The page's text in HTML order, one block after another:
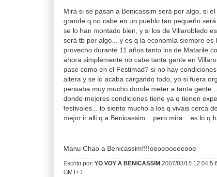
Mira si se pasan a Benicassim será por algo, si
grande q no cabe en un pueblo tan pequeño
se lo han montado bien, y si los de Villarobledo
será tb por algo... y es q la economía siempre es
provecho durante 11 años tanto los de Matarile
ahora simplemente no cabe tanta gente en
pase como en el Festimad? si no hay
altera y se lo acaba cargando todo, yo si fuera
pensaba muy mucho donde meter a tanta
donde mejores condiciones tiene ya q tienen
festivales... lo siento mucho a los q vivais cerca
mejor ir alli q a Benicassim... pero mira... es lo q
Manu Chao a Benicassim!!!!oeoeooeoeooe
Escrito por: YO VOY A BENICASSIM .2007/03/15
GMT+1